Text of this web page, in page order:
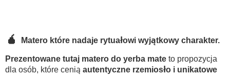
🧉 Matero które nadaje rytuałowi wyjątkowy charakter.
Prezentowane tutaj matero do yerba mate to propozycja
dla osób, które cenią autentyczne rzemiosło i unikatowe